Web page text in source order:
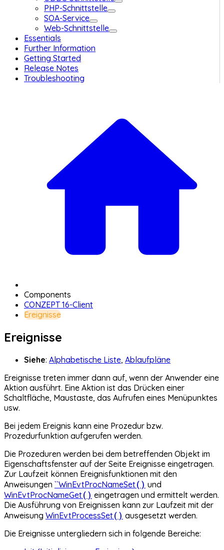
PHP-Schnittstelle
SOA-Service
Web-Schnittstelle
Essentials
Further Information
Getting Started
Release Notes
Troubleshooting
Components
CONZEPT 16-Client
Ereignisse
Ereignisse
Siehe: Alphabetische Liste, Ablaufpläne
Ereignisse treten immer dann auf, wenn der Anwender eine
Aktion ausführt. Eine Aktion ist das Drücken einer
Schaltfläche, Maustaste, das Aufrufen eines Menüpunktes
usw.
Bei jedem Ereignis kann eine Prozedur bzw.
Prozedurfunktion aufgerufen werden.
Die Prozeduren werden bei dem betreffenden Objekt im
Eigenschaftsfenster auf der Seite Ereignisse eingetragen.
Zur Laufzeit können Ereignisfunktionen mit den
Anweisungen ``WinEvtProcNameSet() und
WinEvtProcNameGet() eingetragen und ermittelt werden.
Die Ausführung von Ereignissen kann zur Laufzeit mit der
Anweisung WinEvtProcessSet() ausgesetzt werden.
Die Ereignisse untergliedern sich in folgende Bereiche: